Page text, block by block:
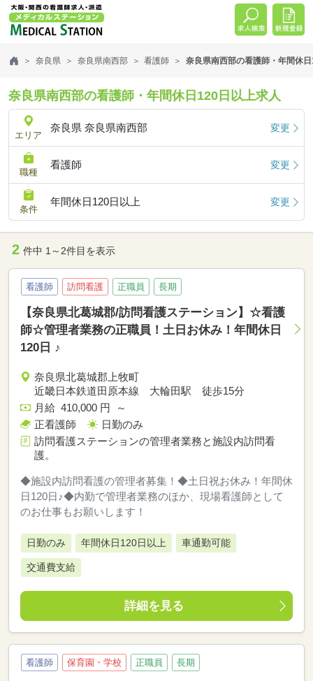
奈良県 奈良県南西部 看護師 奈良県南西部の看護師・年間休
奈良県南西部の看護師・年間休日120日以上求人
エリア
奈良県 奈良県南西部 変更
職種
看護師 変更
条件
年間休日120日以上 変更
2 件中 1～2件目を表示
看護師 訪問看護 正職員 長期
【奈良県北葛城郡/訪問看護ステーション】☆看護
師☆管理者業務の正職員！土日お休み！年間休日
120日 ♪
奈良県北葛城郡上牧町
近畿日本鉄道田原本線 大輪田駅 徒歩15分
月給 410,000 円 ～
正看護師
日勤のみ
訪問看護ステーションの管理者業務と施設内訪問看
護。
◆施設内訪問看護の管理者募集！◆土日祝お休み！年間休
日120日♪◆内勤で管理者業務のほか、現場看護師として
のお仕事もお願いします！
日勤のみ 年間休日120日以上 車通勤可能
交通費支給
詳細を見る
看護師 保育園・学校 正職員 長期